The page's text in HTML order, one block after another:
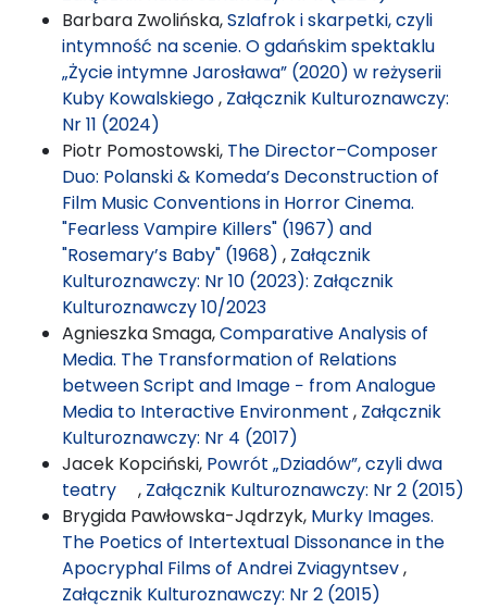
Barbara Zwolińska,Szlafrok i skarpetki, czyli
intymność na scenie. O gdańskim spektaklu
„Życie intymne Jarosława” (2020) w reżyserii
Kuby Kowalskiego, Załącznik Kulturoznawczy:
Nr 11 (2024)
Piotr Pomostowski, The Director–Composer
Duo: Polanski & Komeda’s Deconstruction of
Film Music Conventions in Horror Cinema.
"Fearless Vampire Killers" (1967) and
"Rosemary’s Baby" (1968) , Załącznik
Kulturoznawczy: Nr 10 (2023): Załącznik
Kulturoznawczy 10/2023
Agnieszka Smaga,Comparative Analysis of
Media. The Transformation of Relations
between Script and Image − from Analogue
Media to Interactive Environment , Załącznik
Kulturoznawczy: Nr 4 (2017)
Jacek Kopciński, Powrót „Dziadów”, czyli dwa
teatry , Załącznik Kulturoznawczy: Nr 2 (2015)
Brygida Pawłowska-Jądrzyk, Murky Images.
The Poetics of Intertextual Dissonance in the
Apocryphal Films of Andrei Zviagyntsev,
Załącznik Kulturoznawczy: Nr 2 (2015)